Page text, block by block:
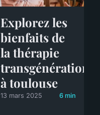
Explorez les
bienfaits de
la thérapie
à toulouse
13 mars 2025 6 min